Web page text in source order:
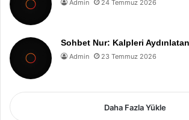
Admin 24 Temmuz 2026
Sohbet Nur: Kalpleri
Admin 23 Temmuz 2026
Daha Fazla Yükle